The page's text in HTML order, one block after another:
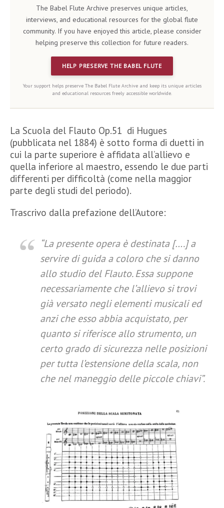
The Babel Flute Archive preserves unique articles,
interviews, and educational resources for the global flute
community. If you have enjoyed this article, please consider
helping preserve this collection for future readers.
HELP PRESERVE THE BABEL FLUTE
Your support helps preserve The Babel Flute Archive and keep its unique articles
and educational resources freely accessible worldwide.
La Scuola del Flauto Op.51 di Hugues
(pubblicata nel 1884) è sotto forma di duetti in
cui la parte superiore è affidata all’allievo e
quella inferiore al maestro, essendo le due parti
differenti per difficoltà (come nella maggior
parte degli studi del periodo).
Trascrivo dalla prefazione dell’Autore:
“La presente opera è destinata [….] a
servire di guida a coloro che si danno
allo studio del Flauto. Essa suppone
necessariamente che l’allievo si trovi
già versato negli elementi musicali ed
anzi che esso abbia acquistato, per
quanto si riferisce allo strumento, un
certo grado di sicurezza nelle posizioni
per tutta l’estensione della scala, non
che nel maneggio delle piccole chiavi”.